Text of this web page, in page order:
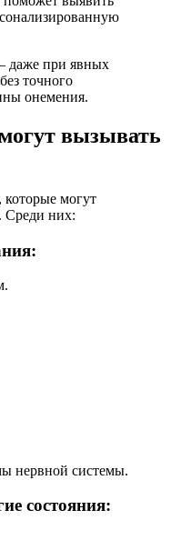
даже при явных
точного
онемения.
вызывать
которые могут
Среди них:
нервной системы.
состояния: